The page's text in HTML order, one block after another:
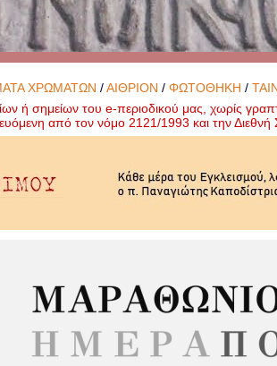
ΧΡΩΜΑΤΩΝ /ΑΙΘΡΙΟΝ /ΦΩΤΟΘΗΚΗ /
ή σημείων του e-περιοδικού μας, χωρίς
από τον νόμο 2121/1993 και την